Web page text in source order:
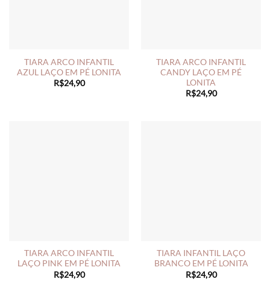
TIARA ARCO INFANTIL
AZUL LAÇO EM PÉ LONITA
R$24,90
TIARA ARCO INFANTIL
CANDY LAÇO EM PÉ
LONITA
R$24,90
TIARA ARCO INFANTIL
LAÇO PINK EM PÉ LONITA
R$24,90
TIARA INFANTIL LAÇO
BRANCO EM PÉ LONITA
R$24,90